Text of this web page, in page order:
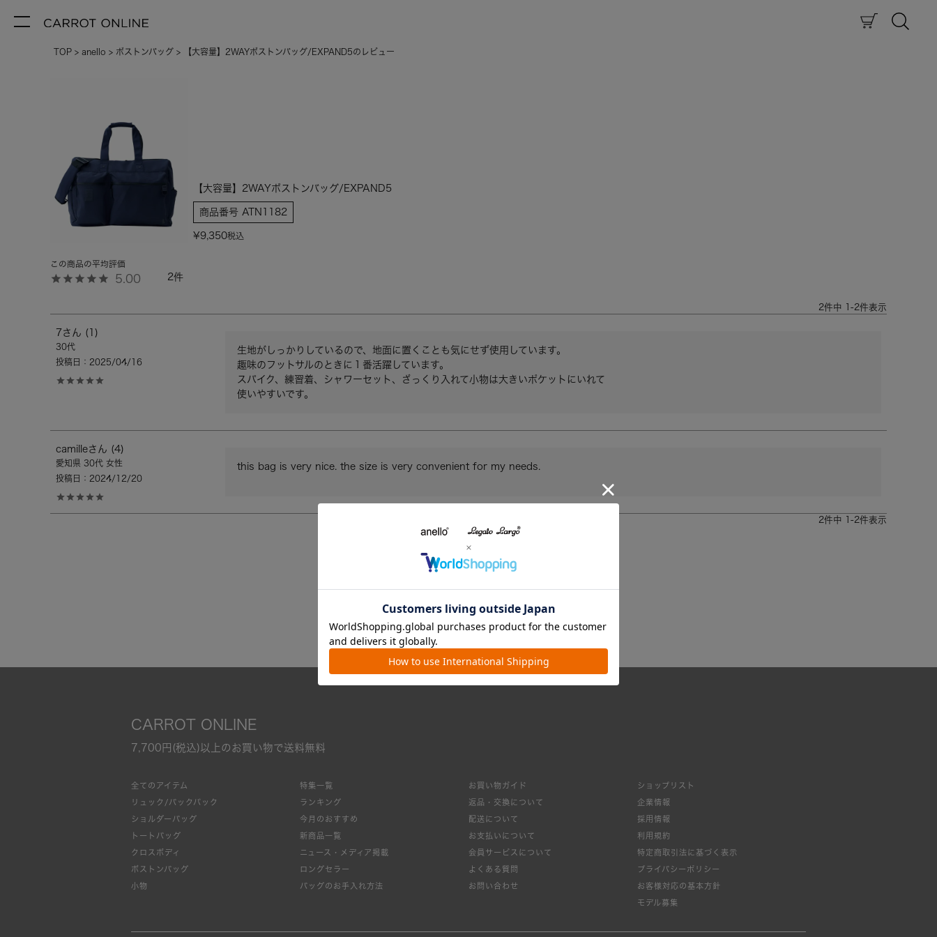
TOP anello ボストンバッグ 【大容量】2WAYボストンバッグ/EXPAND5のレビュー
【大容量】2WAYボストンバッグ/EXPAND5
商品番号 ATN1182
¥9,350税込
5.00 2
2件中 -2件表示
7
30代
投稿日
2025/04/16
生地がしっかりしているので、地面に置くことも気にせず使用しています。
趣味のフットサルのときに１番活躍しています。
スパイク、練習着、シャワーセット、ざっくり入れて小物は大きいポケットにいれて
使いやすいです。
camille 4
愛知県 30代 女性
投稿日
2024/12/20
this bag is very nice. the size is very convenient for my needs.
2件中 -2件表示
CARROT ONLINE
7,700円(税込)以上のお買い物で送料無料
全てのアイテム
リュック/バックパック
ショルダーバッグ
トートバッグ
クロスボディ
ボストンバッグ
小物
特集一覧
ランキング
今月のおすすめ
新商品一覧
ニュース・メディア掲載
ロングセラー
バッグのお手入れ方法
お買い物ガイド
返品・交換について
配送について
お支払いについて
会員サービスについて
よくある質問
お問い合わせ
ショップリスト
企業情報
採用情報
利用規約
特定商取引法に基づく表示
プライバシーポリシー
お客様対応の基本方針
モデル募集